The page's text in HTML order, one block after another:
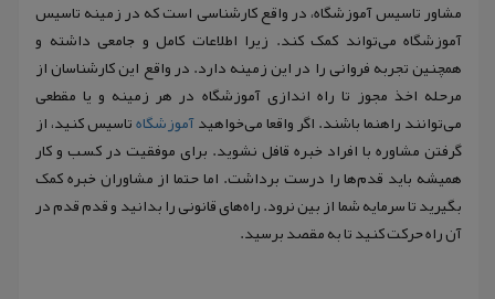
مشاور تاسیس آموزشگاه، در واقع کارشناسی است که در زمینه تاسیس
آموزشگاه می‌تواند کمک کند. زیرا اطلاعات کامل و جامعی داشته و
همچنین تجربه فروانی را در این زمینه دارد. در واقع این کارشناسان از
مرحله اخذ مجوز تا راه اندازی آموزشگاه در هر زمینه و یا مقطعی
می‌توانند راهنما باشند. اگر واقعا می‌خواهیدآموزشگاهتاسیس کنید، از
گرفتن مشاوره با افراد خبره قافل نشوید. برای موفقیت در کسب و کار
همیشه باید قدم‌ها را درست برداشت. اما حتما از مشاوران خبره کمک
بگیرید تا سرمایه شما از بین نرود. راه‌های قانونی را بدانید و قدم قدم در
آن راه حرکت کنید تا به مقصد برسید.